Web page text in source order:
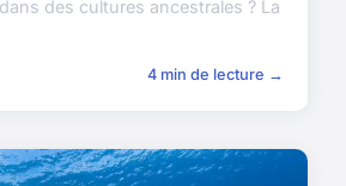
des cultures ancestrales ? La
4 min de lecture →